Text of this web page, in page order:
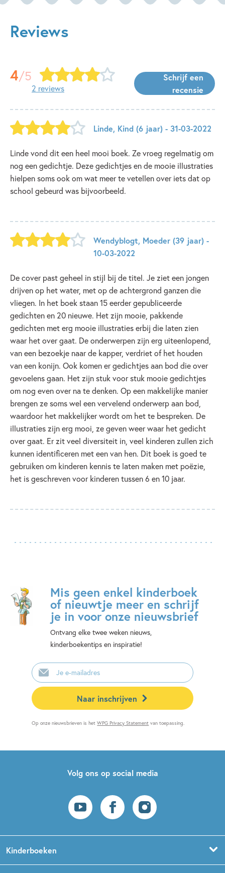
Reviews
4/5
2 reviews
Schrijf een
recensie
Linde, Kind (6 jaar) - 31-03-2022
Linde vond dit een heel mooi boek. Ze vroeg regelmatig om
nog een gedichtje. Deze gedichtjes en de mooie illustraties
hielpen soms ook om wat meer te vetellen over iets dat op
school gebeurd was bijvoorbeeld.
Wendyblogt, Moeder (39 jaar) -
10-03-2022
De cover past geheel in stijl bij de titel. Je ziet een jongen
drijven op het water, met op de achtergrond ganzen die
vliegen. In het boek staan 15 eerder gepubliceerde
gedichten en 20 nieuwe. Het zijn mooie, pakkende
gedichten met erg mooie illustraties erbij die laten zien
waar het over gaat. De onderwerpen zijn erg uiteenlopend,
van een bezoekje naar de kapper, verdriet of het houden
van een konijn. Ook komen er gedichtjes aan bod die over
gevoelens gaan. Het zijn stuk voor stuk mooie gedichtjes
om nog even over na te denken. Op een makkelijke manier
brengen ze soms wel een vervelend onderwerp aan bod,
waardoor het makkelijker wordt om het te bespreken. De
illustraties zijn erg mooi, ze geven weer waar het gedicht
over gaat. Er zit veel diversiteit in, veel kinderen zullen zich
kunnen identificeren met een van hen. Dit boek is goed te
gebruiken om kinderen kennis te laten maken met poëzie,
het is geschreven voor kinderen tussen 6 en 10 jaar.
Mis geen enkel kinderboek
of nieuwtje meer en schrijf
je in voor onze nieuwsbrief
Ontvang elke twee weken nieuws,
kinderboekentips en inspiratie!
E-
mailadres
Naar inschrijven
Op onze nieuwsbrieven is hetWPG Privacy Statement van toepassing.
Volg ons op social media
Kinderboeken